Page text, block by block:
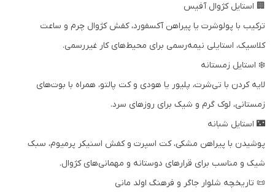
🏢 استایل کژوال آفیس
ترکیب با پولوشرت یا پیراهن آکسفورد، کفش کژوال چرم و ساعت
کلاسیک، استایلی نیمه‌رسمی برای محیط‌های کار غیررسمی.
❄️ استایل زمستانه
لایه کردن با تی‌شرت، پلیور یا هودی و کت پالتو، همراه با بوت‌های
زمستانی، لوک گرم و شیک برای روزهای سرد.
🌃 استایل شبانه
پوشیدن با پیراهن مشکی، کت اسپرت و کفش اسنیکر پرمیوم، سبک
شیک و مناسب برای قرارهای دوستانه و مهمانی‌های کژوال.
📜 تاریخچه شلوار جاگر و فرهنگ اولد مانی